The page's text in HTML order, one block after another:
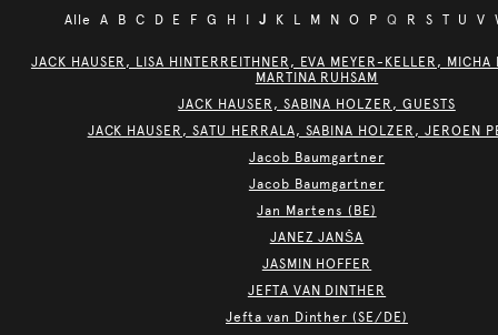
Alle A B C D E F G H J K L M N O P Q R S T U V
JACK HAUSER, LISA HINTERREITHNER, EVA MEYER-KELLER,
MARTINA RUHSAM
JACK HAUSER, SABINA HOLZER, GUESTS
JACK HAUSER, SATU HERRALA, SABINA HOLZER, JEROEN
Jacob Baumgartner
Jacob Baumgartner
Jan Martens (BE)
JANEZ JANŠA
JASMIN HOFFER
JEFTA VAN DINTHER
Jefta van Dinther (SE/DE)